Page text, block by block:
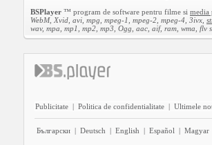
BSPlayer ™ program de software pentru filme si media
WebM, Xvid, avi, mpg, mpeg-1, mpeg-2, mpeg-4, 3ivx,
wav, mpa, mp1, mp2, mp3, Ogg, aac, aif, ram, wma, flv
Publicitate | Politica de confidentialitate | Ultimele
Български | Deutsch | English | Español | Magyar